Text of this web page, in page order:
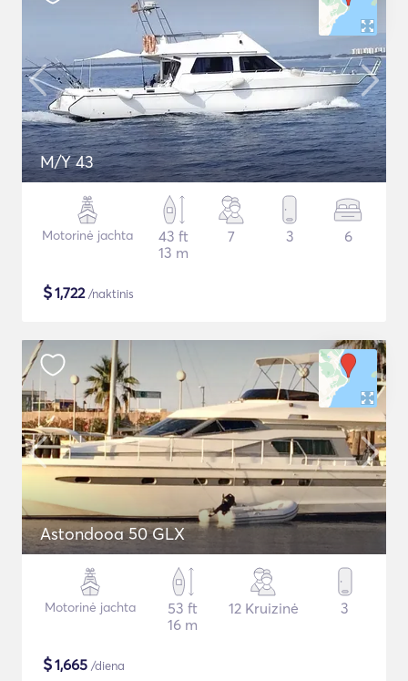
M/Y 43
Motorinė jachta
43 ft
13 m
7 3 6
$1,722/naktinis
Astondooa 50 GLX
Motorinė jachta
53 ft
16 m
12 Kruizinė 3
$1,665 /diena